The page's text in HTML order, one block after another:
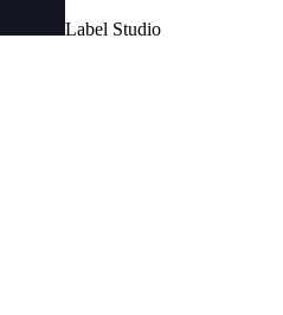
Label Studio